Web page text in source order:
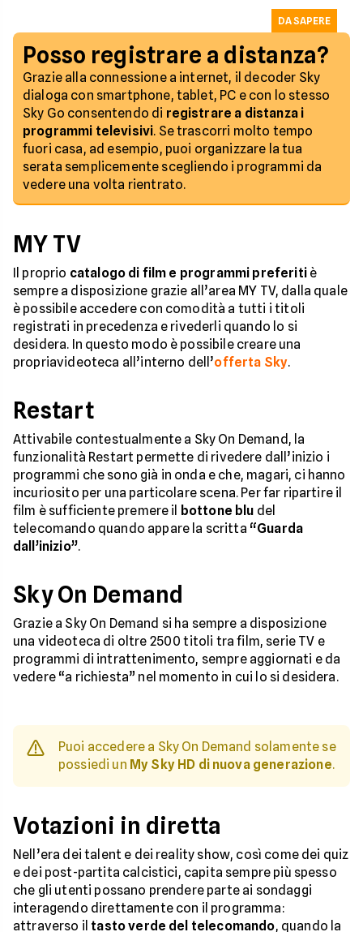
Posso registrare a distanza?
Grazie alla connessione a internet, il decoder Sky
dialoga con smartphone, tablet, PC e con lo stesso
Sky Go consentendo di registrare a distanza i
programmi televisivi. Se trascorri molto tempo
fuori casa, ad esempio, puoi organizzare la tua
serata semplicemente scegliendo i programmi da
vedere una volta rientrato.
DA SAPERE
MY TV
Il proprio catalogo di film e programmi preferitiè
sempre a disposizione grazie all’area MY TV, dalla quale
è possibile accedere con comodità a tutti i titoli
registrati in precedenza e rivederli quando lo si
desidera. In questo modo è possibile creare una
propriavideoteca all’interno dell’offerta Sky.
Restart
Attivabile contestualmente a Sky On Demand, la
funzionalità Restart permette di rivedere dall’inizio i
programmi che sono già in onda e che, magari, ci hanno
incuriosito per una particolare scena. Per far ripartire il
film è sufficiente premere il
bottone blu del
telecomando quando appare la scritta “Guarda
dall’inizio”.
Sky On Demand
Grazie a Sky On Demand si ha sempre a disposizione
una videoteca di oltre 2500 titoli tra film, serie TV e
programmi di intrattenimento, sempre aggiornati e da
vedere “a richiesta” nel momento in cui lo si desidera.
Puoi accedere a Sky On Demand solamente se
possiedi un My Sky HD di nuova generazione.
Votazioni in diretta
Nell’era dei talent e dei reality show, così come dei quiz
e dei post-partita calcistici, capita sempre più spesso
che gli utenti possano prendere parte ai sondaggi
interagendo direttamente con il programma:
attraverso il tasto verde del telecomando, quando la